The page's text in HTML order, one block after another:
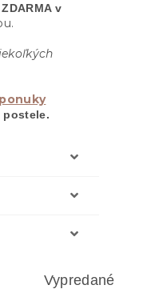
Vypredané
v
ponuky